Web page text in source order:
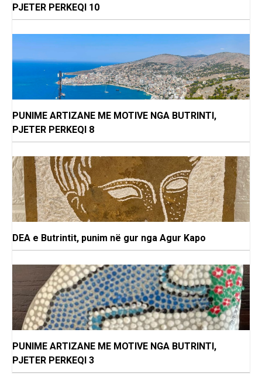
PJETER PERKEQI 10
PUNIME ARTIZANE ME MOTIVE NGA BUTRINTI,
PJETER PERKEQI 8
DEA e Butrintit, punim në gur nga Agur Kapo
PUNIME ARTIZANE ME MOTIVE NGA BUTRINTI,
PJETER PERKEQI 3